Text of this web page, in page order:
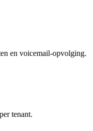
en voicemail-opvolging.
tenant.